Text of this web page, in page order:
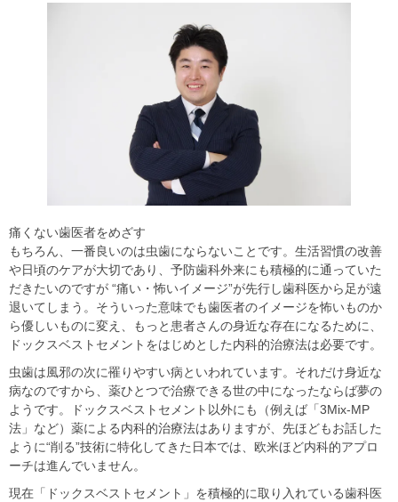
痛くない歯医者をめざす
もちろん、一番良いのは虫歯にならないことです。生活習慣の改善
や日頃のケアが大切であり、予防歯科外来にも積極的に通っていた
だきたいのですが “痛い・怖いイメージ”が先行し歯科医から足が遠
退いてしまう。そういった意味でも歯医者のイメージを怖いものか
ら優しいものに変え、もっと患者さんの身近な存在になるために、
ドックスベストセメントをはじめとした内科的治療法は必要です。
虫歯は風邪の次に罹りやすい病といわれています。それだけ身近な
病なのですから、薬ひとつで治療できる世の中になったならば夢の
ようです。ドックスベストセメント以外にも（例えば「3Mix-MP
法」など）薬による内科的治療法はありますが、先ほどもお話した
ように“削る”技術に特化してきた日本では、欧米ほど内科的アプロ
ーチは進んでいません。
現在「ドックスベストセメント」を積極的に取り入れている歯科医